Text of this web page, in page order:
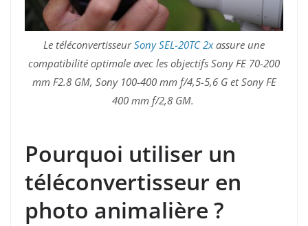
Le téléconvertisseurSony SEL-20TC 2xassure une
compatibilité optimale avec les objectifs Sony FE 70-200
mm F2.8 GM, Sony 100-400 mm f/4,5-5,6 G et Sony FE
400 mm f/2,8 GM.
Pourquoi utiliser un
téléconvertisseur en
photo animalière ?